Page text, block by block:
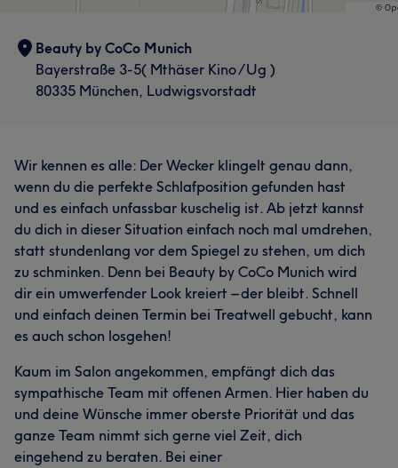
Was unsere Kunden über vany sagen
Professionell 10 Kompetent 10 Freundlich
Aufmerksam 8
Beauty by CoCo Munich
Bayerstraße 3-5( Mthäser Kino /Ug )
80335 München, Ludwigsvorstadt
Wir kennen es alle: Der Wecker klingelt genau dann,
wenn du die perfekte Schlafposition gefunden hast
und es einfach unfassbar kuschelig ist. Ab jetzt kannst
du dich in dieser Situation einfach noch mal umdrehen,
statt stundenlang vor dem Spiegel zu stehen, um dich
zu schminken. Denn bei Beauty by CoCo Munich wird
dir ein umwerfender Look kreiert – der bleibt. Schnell
und einfach deinen Termin bei Treatwell gebucht, kann
es auch schon losgehen!
Kaum im Salon angekommen, empfängt dich das
sympathische Team mit offenen Armen. Hier haben du
und deine Wünsche immer oberste Priorität und das
ganze Team nimmt sich gerne viel Zeit, dich
eingehend zu beraten. Bei einer